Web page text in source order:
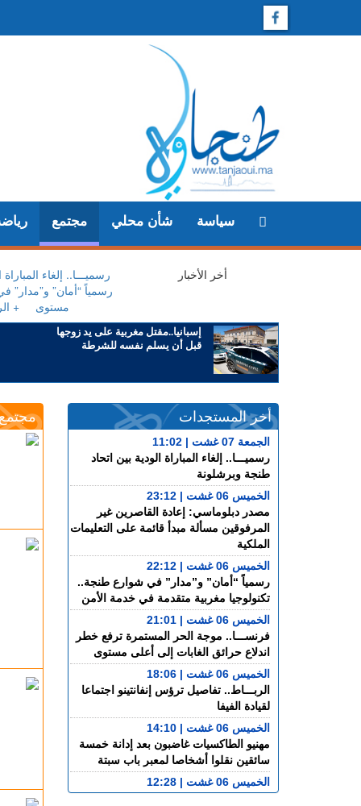
مجتمع شأن محلي سياسة
+ رسميـــا.. إلغاء
رسمياً “أمان” و”مدار”
مستوى
+
أخر الأخبار
إسبانيا..مقتل مغربية على يد زوجها
قبل أن يسلم نفسه للشرطة
مجتمع أخر المستجدات
الجمعة 07 غشت | 11:02
رسميـــا.. إلغاء المباراة الودية بين اتحاد
طنجة وبرشلونة
الخميس 06 غشت | 23:12
مصدر دبلوماسي: إعادة القاصرين غير
المرفوقين مسألة مبدأ قائمة على التعليمات
الملكية
الخميس 06 غشت | 22:12
رسمياً “أمان” و”مدار” في شوارع طنجة..
تكنولوجيا مغربية متقدمة في خدمة الأمن
الخميس 06 غشت | 21:01
فرنســـا.. موجة الحر المستمرة ترفع خطر
اندلاع حرائق الغابات إلى أعلى مستوى
الخميس 06 غشت | 18:06
الربـــاط.. تفاصيل ترؤس إنفانتينو اجتماعا
لقيادة الفيفا
الخميس 06 غشت | 14:10
مهنيو الطاكسيات غاضبون بعد إدانة خمسة
سائقين نقلوا أشخاصا لمعبر باب سبتة
الخميس 06 غشت | 12:28